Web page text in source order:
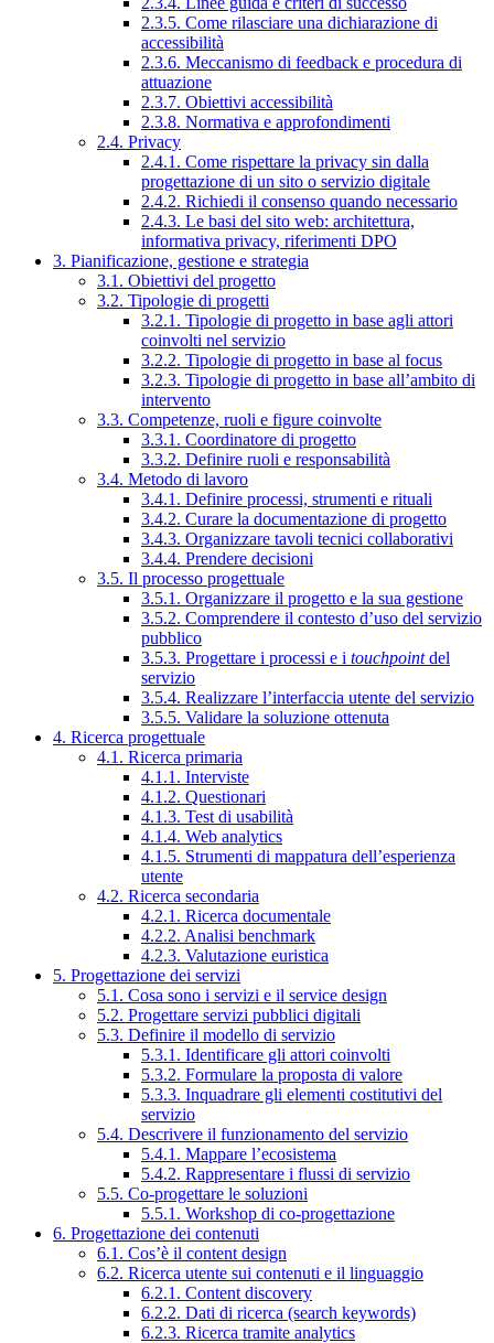
2.3.5. Come rilasciare una dichiarazione di
accessibilità
2.3.6. Meccanismo di feedback e procedura di
attuazione
2.3.7. Obiettivi accessibilità
2.3.8. Normativa e approfondimenti
2.4. Privacy
2.4.1. Come rispettare la privacy sin dalla
progettazione di un sito o servizio digitale
2.4.2. Richiedi il consenso quando necessario
2.4.3. Le basi del sito web: architettura,
informativa privacy, riferimenti DPO
3. Pianificazione, gestione e strategia
3.1. Obiettivi del progetto
3.2. Tipologie di progetti
3.2.1. Tipologie di progetto in base agli attori
coinvolti nel servizio
3.2.2. Tipologie di progetto in base al focus
3.2.3. Tipologie di progetto in base all’ambito di
intervento
3.3. Competenze, ruoli e figure coinvolte
3.3.1. Coordinatore di progetto
3.3.2. Definire ruoli e responsabilità
3.4. Metodo di lavoro
3.4.1. Definire processi, strumenti e rituali
3.4.2. Curare la documentazione di progetto
3.4.3. Organizzare tavoli tecnici collaborativi
3.4.4. Prendere decisioni
3.5. Il processo progettuale
3.5.1. Organizzare il progetto e la sua gestione
3.5.2. Comprendere il contesto d’uso del servizio
pubblico
3.5.3. Progettare i processi e i touchpointdel
servizio
3.5.4. Realizzare l’interfaccia utente del servizio
3.5.5. Validare la soluzione ottenuta
4. Ricerca progettuale
4.1. Ricerca primaria
4.1.1. Interviste
4.1.2. Questionari
4.1.3. Test di usabilità
4.1.4. Web analytics
4.1.5. Strumenti di mappatura dell’esperienza
utente
4.2. Ricerca secondaria
4.2.1. Ricerca documentale
4.2.2. Analisi benchmark
4.2.3. Valutazione euristica
5. Progettazione dei servizi
5.1. Cosa sono i servizi e il service design
5.2. Progettare servizi pubblici digitali
5.3. Definire il modello di servizio
5.3.1. Identificare gli attori coinvolti
5.3.2. Formulare la proposta di valore
5.3.3. Inquadrare gli elementi costitutivi del
servizio
5.4. Descrivere il funzionamento del servizio
5.4.1. Mappare l’ecosistema
5.4.2. Rappresentare i flussi di servizio
5.5. Co-progettare le soluzioni
5.5.1. Workshop di co-progettazione
6. Progettazione dei contenuti
6.1. Cos’è il content design
6.2. Ricerca utente sui contenuti e il linguaggio
6.2.1. Content discovery
6.2.2. Dati di ricerca (search keywords)
6.2.3. Ricerca tramite analytics